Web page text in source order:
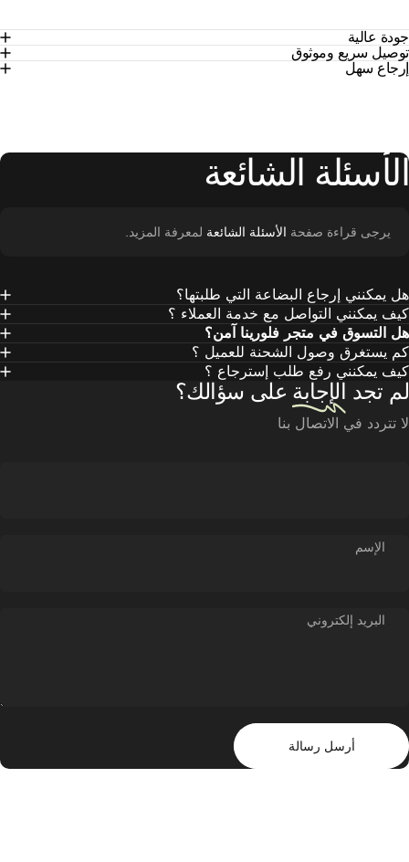
عالية
سريع وموثوق
سهل
الشائعة
يرجى قراءة صفحةالأسئلة الشائعةلمعرفة المزيد.
يمكنني إرجاع البضاعة التي طلبتها؟
يمكنني التواصل مع خدمة العملاء ؟
التسوق في متجر فلورينا آمن؟
يستغرق وصول الشحنة للعميل ؟
يمكنني رفع طلب إسترجاع ؟
تجدالإجابةعلى سؤالك؟
في الاتصال بنا
الإسم
البريد إلكتروني
رسالة
أرسل رسالة